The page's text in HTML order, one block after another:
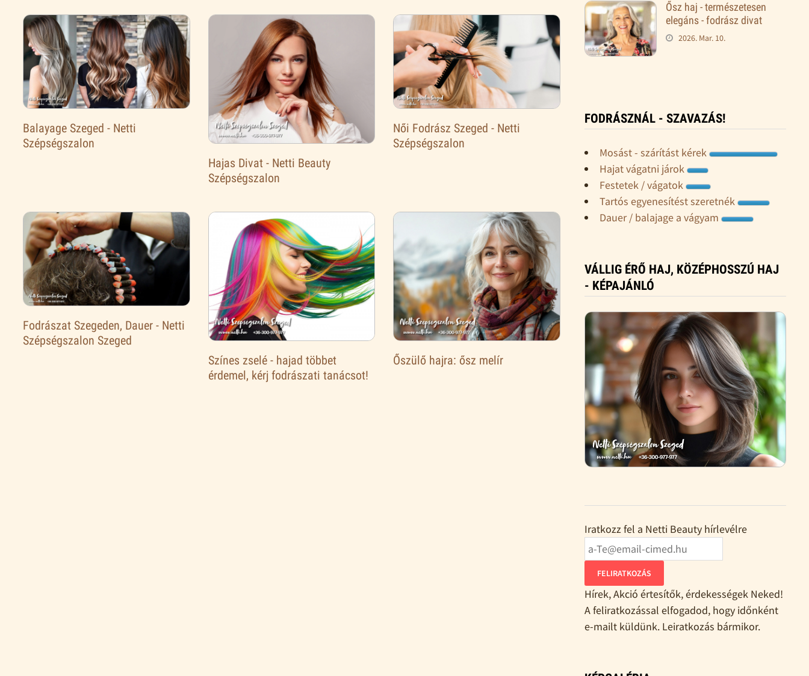
Balayage Szeged - Netti
Szépségszalon
Hajas Divat - Netti Beauty
Szépségszalon
Női Fodrász Szeged - Netti
Szépségszalon
Fodrászat Szegeden, Dauer - Netti
Szépségszalon Szeged
Színes zselé - hajad többet
érdemel, kérj fodrászati tanácsot!
Őszülő hajra: ősz melír
Ősz haj - természetesen
elegáns - fodrász divat
2026. Mar. 10.
FODRÁSZNÁL - SZAVAZÁS!
Mosást - szárítást kérek
Hajat vágatni járok
Festetek / vágatok
Tartós egyenesítést szeretnék
Dauer / balajage a vágyam
VÁLLIG ÉRŐ HAJ, KÖZÉPHOSSZÚ HAJ
- KÉPAJÁNLÓ
Iratkozz fel a Netti Beauty hírlevélre
FELIRATKOZÁS
Hírek, Akció értesítők, érdekességek Neked!
A feliratkozással elfogadod, hogy időnként
e-mailt küldünk. Leiratkozás bármikor.